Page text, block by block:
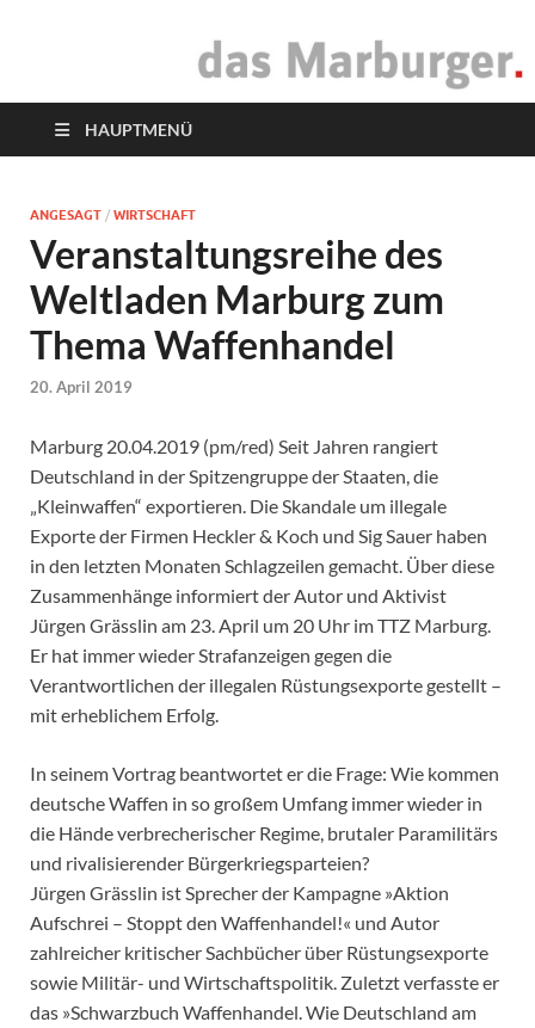
das Marburger.
HAUPTMENÜ
ANGESAGT / WIRTSCHAFT
Veranstaltungsreihe des
Weltladen Marburg zum
Thema Waffenhandel
20. April 2019
Marburg 20.04.2019 (pm/red) Seit Jahren rangiert
Deutschland in der Spitzengruppe der Staaten, die
„Kleinwaffen“ exportieren. Die Skandale um illegale
Exporte der Firmen Heckler & Koch und Sig Sauer haben
in den letzten Monaten Schlagzeilen gemacht. Über diese
Zusammenhänge informiert der Autor und Aktivist
Jürgen Grässlin am 23. April um 20 Uhr im TTZ Marburg.
Er hat immer wieder Strafanzeigen gegen die
Verantwortlichen der illegalen Rüstungsexporte gestellt –
mit erheblichem Erfolg.
In seinem Vortrag beantwortet er die Frage: Wie kommen
deutsche Waffen in so großem Umfang immer wieder in
die Hände verbrecherischer Regime, brutaler Paramilitärs
und rivalisierender Bürgerkriegsparteien?
Jürgen Grässlin ist Sprecher der Kampagne »Aktion
Aufschrei – Stoppt den Waffenhandel!« und Autor
zahlreicher kritischer Sachbücher über Rüstungsexporte
sowie Militär- und Wirtschaftspolitik. Zuletzt verfasste er
das »Schwarzbuch Waffenhandel. Wie Deutschland am